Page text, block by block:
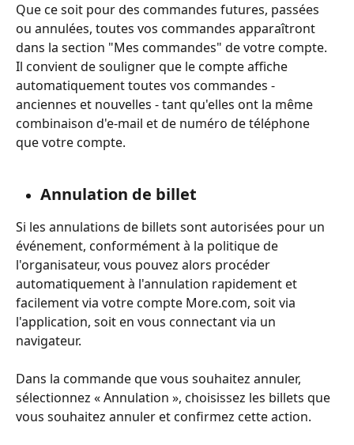
Que ce soit pour des commandes futures, passées
ou annulées, toutes vos commandes apparaîtront
dans la section "Mes commandes" de votre compte.
Il convient de souligner que le compte affiche
automatiquement toutes vos commandes -
anciennes et nouvelles - tant qu'elles ont la même
combinaison d'e-mail et de numéro de téléphone
que votre compte.
Annulation de billet
Si les annulations de billets sont autorisées pour un
événement, conformément à la politique de
l'organisateur, vous pouvez alors procéder
automatiquement à l'annulation rapidement et
facilement via votre compte More.com, soit via
l'application, soit en vous connectant via un
navigateur.
Dans la commande que vous souhaitez annuler,
sélectionnez « Annulation », choisissez les billets que
vous souhaitez annuler et confirmez cette action.